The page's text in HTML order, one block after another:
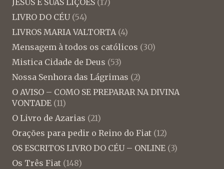
JESUS E SUAS LIÇÕES (17)
LIVRO DO CÉU (54)
LIVROS MARIA VALTORTA(4)
Mensagem à todos os católicos (30)
Mistica Cidade de Deus (53)
Nossa Senhora das Lágrimas (2)
O AVISO – COMO SE PREPARAR NA DIVINA
VONTADE (11)
O Livro de Azarias (21)
Orações para pedir o Reino do Fiat (12)
OS ESCRITOS LIVRO DO CÉU – ONLINE (3)
Os Três Fiat (148)